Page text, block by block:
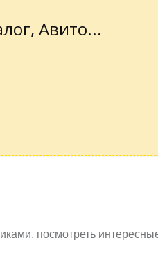
Авито...
посмотреть